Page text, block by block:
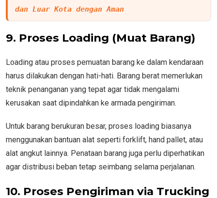
dan Luar Kota dengan Aman
9. Proses Loading (Muat Barang)
Loading atau proses pemuatan barang ke dalam kendaraan
harus dilakukan dengan hati-hati. Barang berat memerlukan
teknik penanganan yang tepat agar tidak mengalami
kerusakan saat dipindahkan ke armada pengiriman.
Untuk barang berukuran besar, proses loading biasanya
menggunakan bantuan alat seperti forklift, hand pallet, atau
alat angkut lainnya. Penataan barang juga perlu diperhatikan
agar distribusi beban tetap seimbang selama perjalanan.
10. Proses Pengiriman via Trucking